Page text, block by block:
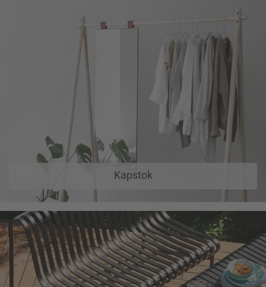
Kapstok